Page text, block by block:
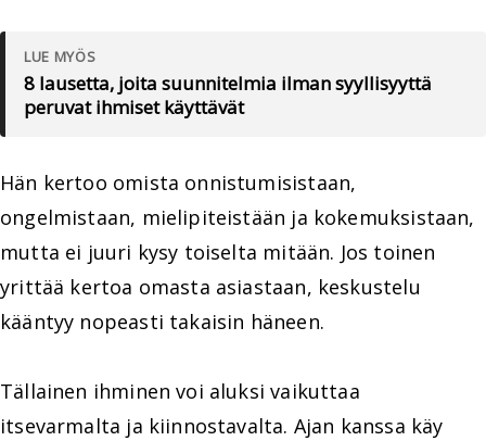
LUE MYÖS
8 lausetta, joita suunnitelmia ilman syyllisyyttä
peruvat ihmiset käyttävät
Hän kertoo omista onnistumisistaan,
ongelmistaan, mielipiteistään ja kokemuksistaan,
mutta ei juuri kysy toiselta mitään. Jos toinen
yrittää kertoa omasta asiastaan, keskustelu
kääntyy nopeasti takaisin häneen.
Tällainen ihminen voi aluksi vaikuttaa
itsevarmalta ja kiinnostavalta. Ajan kanssa käy